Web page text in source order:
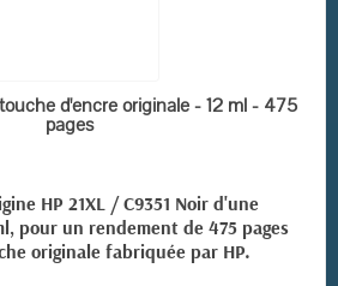
EN STOCK
d'encre originale - 12 ml - 475
pages
HP 21XL / C9351 Noir d'une
pour un rendement de 475 pages
originale fabriquée par HP.